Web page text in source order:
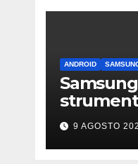
ANDROID
integrato
liberare
9 AGOSTO